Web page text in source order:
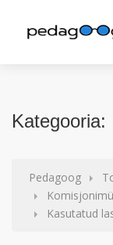
Kategooria:
Pedagoog
Kasutatud